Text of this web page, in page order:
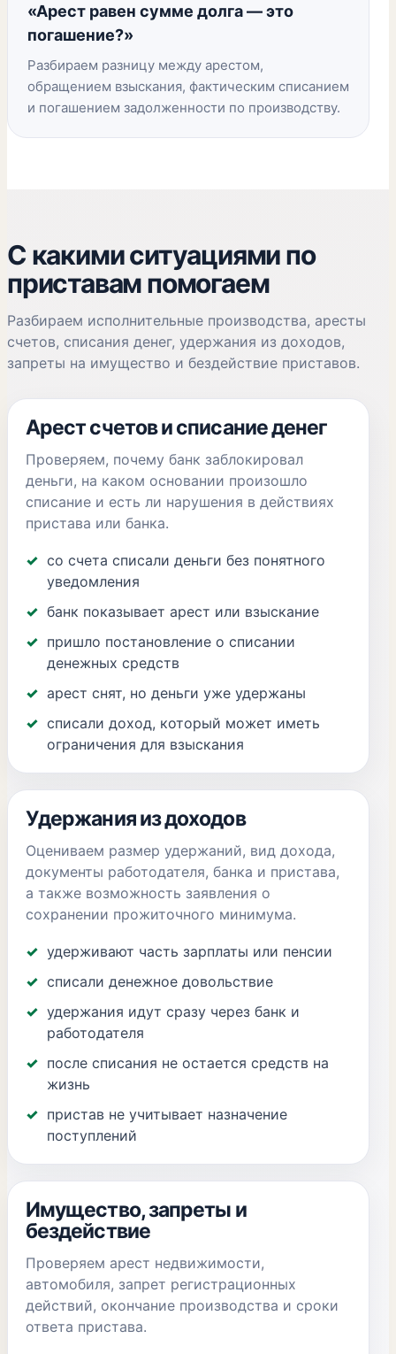
«Арест равен сумме долга — это
погашение?»
Разбираем разницу между арестом,
обращением взыскания, фактическим списанием
и погашением задолженности по производству.
С какими ситуациями по
приставам помогаем
Разбираем исполнительные производства, аресты
счетов, списания денег, удержания из доходов,
запреты на имущество и бездействие приставов.
Арест счетов и списание денег
Проверяем, почему банк заблокировал
деньги, на каком основании произошло
списание и есть ли нарушения в действиях
пристава или банка.
со счета списали деньги без понятного
уведомления
банк показывает арест или взыскание
пришло постановление о списании
денежных средств
арест снят, но деньги уже удержаны
списали доход, который может иметь
ограничения для взыскания
Удержания из доходов
Оцениваем размер удержаний, вид дохода,
документы работодателя, банка и пристава,
а также возможность заявления о
сохранении прожиточного минимума.
удерживают часть зарплаты или пенсии
списали денежное довольствие
удержания идут сразу через банк и
работодателя
после списания не остается средств на
жизнь
пристав не учитывает назначение
поступлений
Имущество, запреты и
бездействие
Проверяем арест недвижимости,
автомобиля, запрет регистрационных
действий, окончание производства и сроки
ответа пристава.